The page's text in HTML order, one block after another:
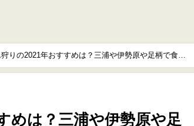
りの2021年おすすめは？三浦や伊勢原や足柄で食べ
めは？三浦や伊勢原や足